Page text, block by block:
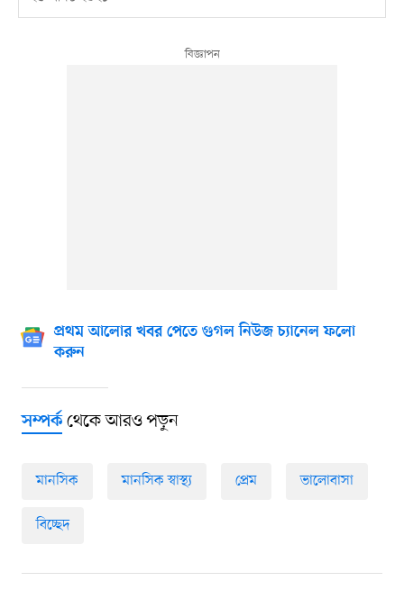
প্রথম আলোর খবর পেতে গুগল নিউজ চ্যানেল ফলো
করুন
সম্পর্কথেকে আরও পড়ুন
মানসিক মানসিক স্বাস্থ্য প্রেম ভালোবাসা
বিচ্ছেদ